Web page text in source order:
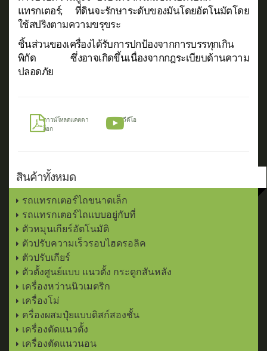
แทรกเตอร์; ที่ดินจะรักษาระดับของมันโดยอัตโนมัตโดย
ใช้สปริงตามความขรุขระ
ชิ้นส่วนของเครื่องได้รับการปกป้องจากการบรรทุกเกิน
พิกัด ซึ่งอาจเกิดขึ้นเนื่องจากกฎระเบียบด้านความ
ปลอดภัย
ดาวน์โหลดแคตตา
ล็อก
ดูวีดีโอ
สินค้าทั้งหมด
รถแทรกเตอร์ไถขนาดเล็ก
รถแทรกเตอร์ไถแบบอยู่กับที่
ตัวหมุนเกียร์อัตโนมัติ
ตัวปรับความเร็วรอบไฮดรอลิค
ตัวปรับเกียร์
ตัวตั้งศูนย์แบบ แนวตั้ง กระดูกสันหลัง
เครื่องหว่านนิวเมตริก
เครื่องโม่
ครื่องผสมปุ๋ยแบบดิสก์สองชั้น
เครื่องตัดแนวตั้ง
เครื่องตัดแนวนอน